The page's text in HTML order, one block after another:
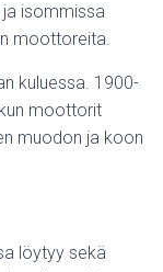
isommissa
moottoreita.
kuluessa. 1900-
moottorit
muodon ja koon
löytyy sekä